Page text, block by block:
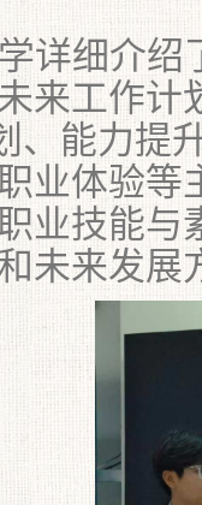
详细介
来工作计
、能力提
业体验等
业技能与
未来发展